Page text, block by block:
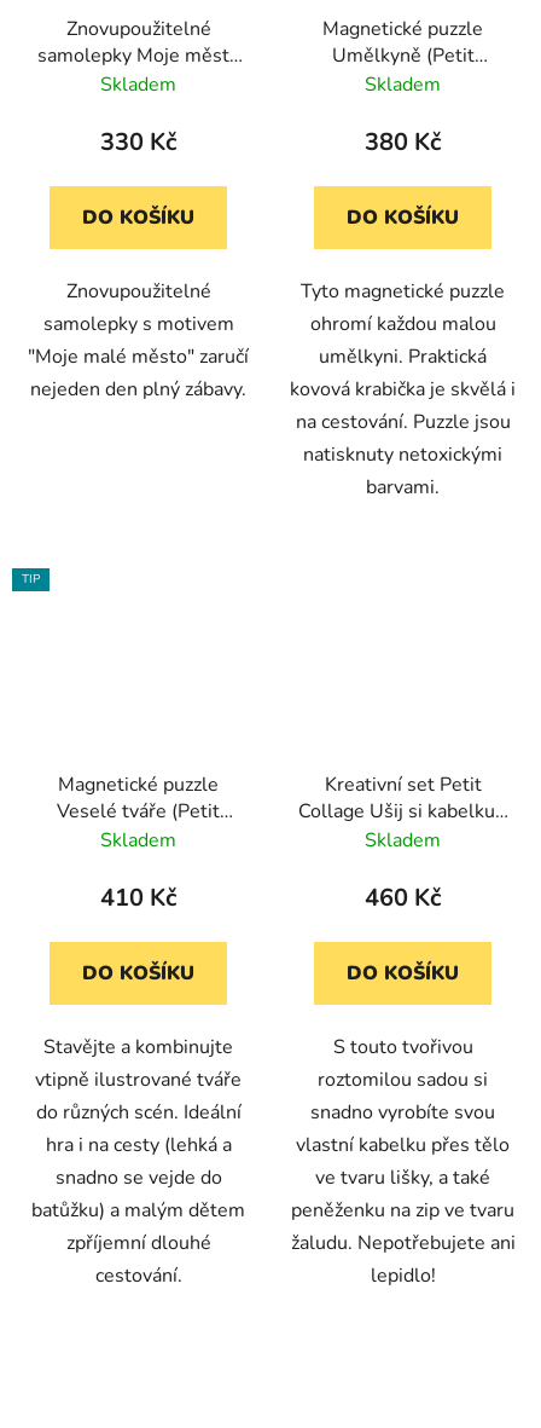
Znovupoužitelné
samolepky Moje město
Petit Collage
Skladem
330 Kč
DO KOŠÍKU
Znovupoužitelné
samolepky s motivem
"Moje malé město" zaručí
nejeden den plný zábavy.
Magnetické puzzle
Umělkyně (Petit
Collage)
Skladem
380 Kč
DO KOŠÍKU
Tyto magnetické puzzle
ohromí každou malou
umělkyni. Praktická
kovová krabička je skvělá i
na cestování. Puzzle jsou
natisknuty netoxickými
barvami.
TIP
Magnetické puzzle
Veselé tváře (Petit
Collage)
Skladem
410 Kč
DO KOŠÍKU
Stavějte a kombinujte
vtipně ilustrované tváře
do různých scén. Ideální
hra i na cesty (lehká a
snadno se vejde do
batůžku) a malým dětem
zpříjemní dlouhé
cestování.
Kreativní set Petit
Collage Ušij si kabelku -
Liška
Skladem
460 Kč
DO KOŠÍKU
S touto tvořivou
roztomilou sadou si
snadno vyrobíte svou
vlastní kabelku přes tělo
ve tvaru lišky, a také
peněženku na zip ve tvaru
žaludu. Nepotřebujete ani
lepidlo!